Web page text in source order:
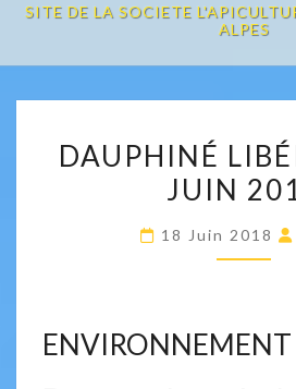
SITE DE LA SOCIETE
ALPES
DU
JUIN
DAUPHINÉ
JUIN
18 Juin 2018
ENVIRONNEMENT